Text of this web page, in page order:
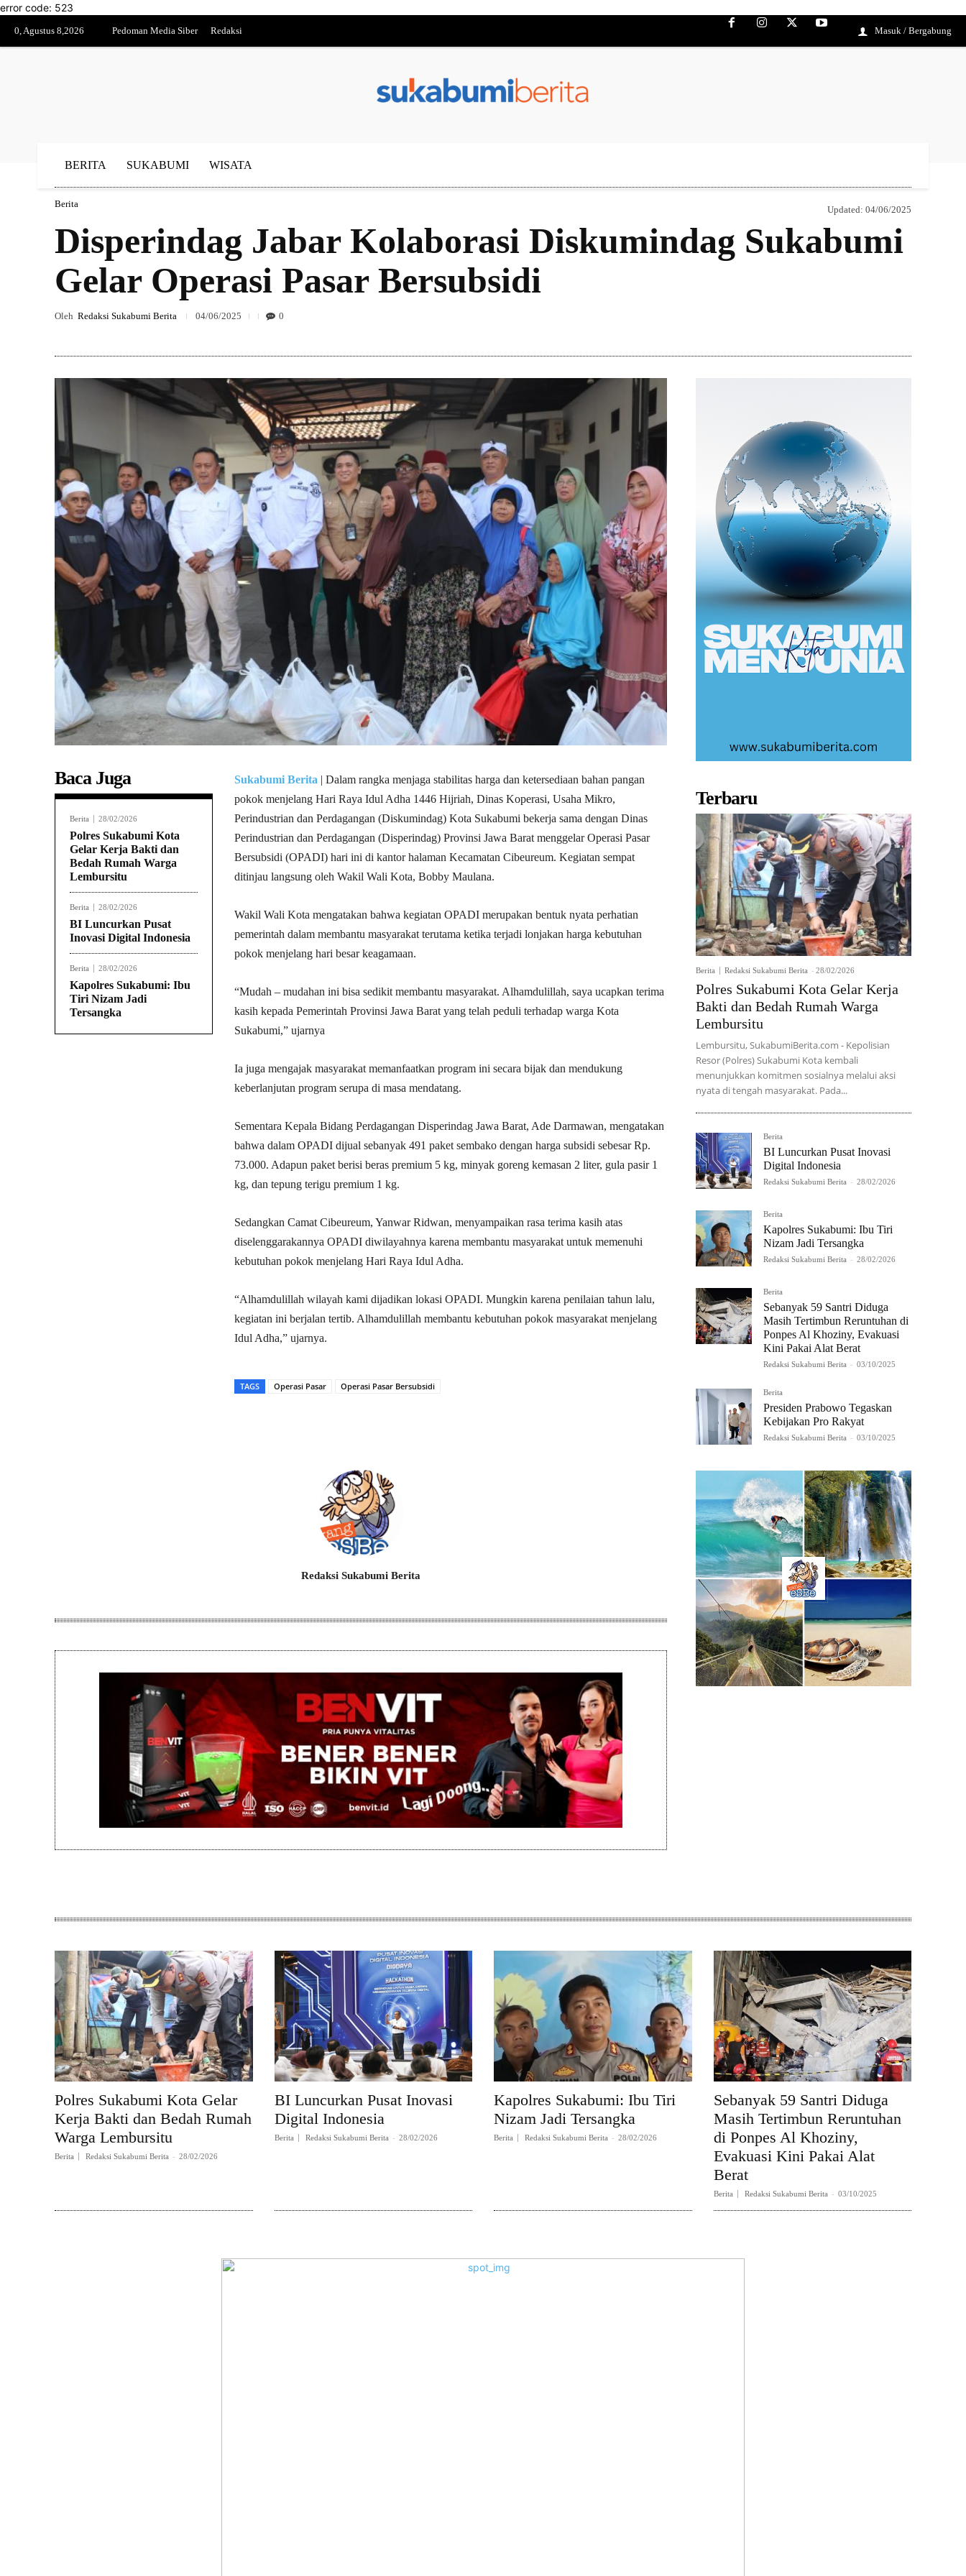
error code: 523
0, Agustus 8,2026 Pedoman Media Siber Redaksi Masuk / Bergabung
BERITA SUKABUMI WISATA
Berita
Updated: 04/06/2025
Disperindag Jabar Kolaborasi Diskumindag Sukabumi
Gelar Operasi Pasar Bersubsidi
Oleh Redaksi Sukabumi Berita 04/06/2025 0
Baca Juga
Berita 28/02/2026
Polres Sukabumi Kota
Gelar Kerja Bakti dan
Bedah Rumah Warga
Lembursitu
Berita 28/02/2026
BI Luncurkan Pusat
Inovasi Digital Indonesia
Berita 28/02/2026
Kapolres Sukabumi: Ibu
Tiri Nizam Jadi
Tersangka
Sukabumi Berita | Dalam rangka menjaga stabilitas harga dan ketersediaan bahan pangan
pokok menjelang Hari Raya Idul Adha 1446 Hijriah, Dinas Koperasi, Usaha Mikro,
Perindustrian dan Perdagangan (Diskumindag) Kota Sukabumi bekerja sama dengan Dinas
Perindustrian dan Perdagangan (Disperindag) Provinsi Jawa Barat menggelar Operasi Pasar
Bersubsidi (OPADI) hari ini di kantor halaman Kecamatan Cibeureum. Kegiatan sempat
ditinjau langsung oleh Wakil Wali Kota, Bobby Maulana.
Wakil Wali Kota mengatakan bahwa kegiatan OPADI merupakan bentuk nyata perhatian
pemerintah dalam membantu masyarakat terutama ketika terjadi lonjakan harga kebutuhan
pokok menjelang hari besar keagamaan.
“Mudah – mudahan ini bisa sedikit membantu masyarakat. Alhamdulillah, saya ucapkan terima
kasih kepada Pemerintah Provinsi Jawa Barat yang telah peduli terhadap warga Kota
Sukabumi,” ujarnya
Ia juga mengajak masyarakat memanfaatkan program ini secara bijak dan mendukung
keberlanjutan program serupa di masa mendatang.
Sementara Kepala Bidang Perdagangan Disperindag Jawa Barat, Ade Darmawan, mengatakan
bahwa dalam OPADI dijual sebanyak 491 paket sembako dengan harga subsidi sebesar Rp.
73.000. Adapun paket berisi beras premium 5 kg, minyak goreng kemasan 2 liter, gula pasir 1
kg, dan tepung terigu premium 1 kg.
Sedangkan Camat Cibeureum, Yanwar Ridwan, menyampaikan rasa terima kasih atas
diselenggarakannya OPADI diwilayahnya karena membantu masyarakat untuk memenuhi
kebutuhan pokok menjelang Hari Raya Idul Adha.
“Alhamdulillah wilayah kami dijadikan lokasi OPADI. Mungkin karena penilaian tahun lalu,
kegiatan ini berjalan tertib. Alhamdulillah membantu kebutuhan pokok masyarakat menjelang
Idul Adha,” ujarnya.
TAGS Operasi Pasar Operasi Pasar Bersubsidi
Redaksi Sukabumi Berita
Terbaru
Berita Redaksi Sukabumi Berita - 28/02/2026
Polres Sukabumi Kota Gelar Kerja
Bakti dan Bedah Rumah Warga
Lembursitu
Lembursitu, SukabumiBerita.com - Kepolisian
Resor (Polres) Sukabumi Kota kembali
menunjukkan komitmen sosialnya melalui aksi
nyata di tengah masyarakat. Pada...
Berita
BI Luncurkan Pusat Inovasi
Digital Indonesia
Redaksi Sukabumi Berita - 28/02/2026
Berita
Kapolres Sukabumi: Ibu Tiri
Nizam Jadi Tersangka
Redaksi Sukabumi Berita - 28/02/2026
Berita
Sebanyak 59 Santri Diduga
Masih Tertimbun Reruntuhan di
Ponpes Al Khoziny, Evakuasi
Kini Pakai Alat Berat
Redaksi Sukabumi Berita - 03/10/2025
Berita
Presiden Prabowo Tegaskan
Kebijakan Pro Rakyat
Redaksi Sukabumi Berita - 03/10/2025
Polres Sukabumi Kota Gelar
Kerja Bakti dan Bedah Rumah
Warga Lembursitu
Berita Redaksi Sukabumi Berita - 28/02/2026
BI Luncurkan Pusat Inovasi
Digital Indonesia
Berita Redaksi Sukabumi Berita - 28/02/2026
Kapolres Sukabumi: Ibu Tiri
Nizam Jadi Tersangka
Berita Redaksi Sukabumi Berita - 28/02/2026
Sebanyak 59 Santri Diduga
Masih Tertimbun Reruntuhan
di Ponpes Al Khoziny,
Evakuasi Kini Pakai Alat
Berat
Berita Redaksi Sukabumi Berita - 03/10/2025